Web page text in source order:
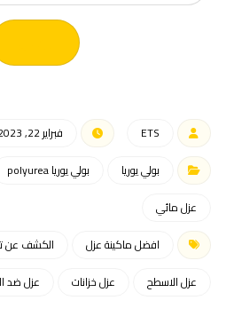
ETS
فبراير 22, 2023
بولي يوريا
بولي يوريا polyurea
عزل مائي
افضل ماكينة عزل
الكشف عن
عزل الاسطح
عزل خزانات عزل ضد